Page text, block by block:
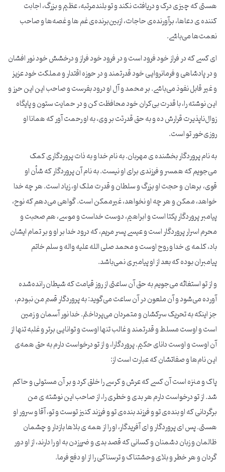
هستی که چیزی درک و دریافتت نکند و تو بلندمرتبه، عظیم و بزرگ، اجابت
کننده ی دعاها، برآورنده‌ی حاجات، ازبین‌برنده‌ی غم ها و غصه‌ها و صاحب
نعمت‌ها می‌باشی.
ای کسی که در فراز خود فرود است و در فرود خود فراز و درخشش خود نور افشان
و در پادشاهی و فرمانروایی خود قدرتمند و در حوزه اقتدار و مملکت خود عزیز
و غیر قابل نفوذ می‌باشی. بر محمد و آل او درود بفرست و صاحب این این حرز و
این نوشته را، با قدرت بی‌کران خود محافظت کن و در حمایت ستون و پایگاه
زوال‌ناپذیرت قرارش ده و به حق قدرتت بر وی، به او رحمت آور که همانا او
روزی‌خور تو است.
به نام پروردگار بخشنده ی مهربان. به نام خدا و به ذات پروردگاری کمک
می‌جویم که همسر و فرزندی برای او نیست. به نام آن پروردگار که شأن او
قوی، برهان و حجت او بزرگ و سلطان و قدرت ملک او، زیاد است. هر چه خدا
خواهد، ممکن و هر چه او نخواهد، غیرممکن است. گواهی می‌دهم که نوح،
پیامبر پروردگار یکتا است و ابراهیم، دوست خداست و موسی، هم صحبت و
محرم اسرار پروردگار است و عیسی پسر مریم، که درود خدا بر او و بر تمام ایشان
باد، کلمه ی خدا و روح اوست و محمد صلی الله علیه واله و سلم خاتم
پیامبران بوده که بعد از او پیامبری نمی‌باشد.
و از تو استغاثه می‌جویم به حق آن ساعتی از روز قیامت که شیطان رانده‌شده
آورده می‌شود و آن ملعون در آن ساعت می‌گوید: به پروردگار قسم من نبودم،
جز اینکه به تحریک سرکشان و متمردان می‌پرداختم. خدا نور آسمان و زمین
است و اوست مسلط و قدرتمند و غالب تنها اوست و توانایی برتر و غلبه تنها از
آن اوست و اوست دانای حکیم. پروردگارا، و از تو درخواست دارم به حق همه‌ی
این نام‌ها و صفاتشان که عبارت است از:
پاک و منزه است آن کسی که عرش و کرسی را خلق کرد و بر آن مستولی و حاکم
شد. از تو درخواست دارم هر بدی و خطری را، از صاحب این نوشته ی من
برگردانی که او بنده‌ی تو و فرزند بنده‌ی تو و فرزند کنیز توست و تو، آقا و سرور او
هستی. پس ای پروردگار و ای آفریدگار، او را از همه ی بلاها بازدار و چشمان
ظالمان و زبان دشمنان و کسانی که قصد بدی و ضررزدن به او را دارند، از او دور
گردان و هر خطر و بلای وحشتناک و ترسناکی را از او دفع فرما.